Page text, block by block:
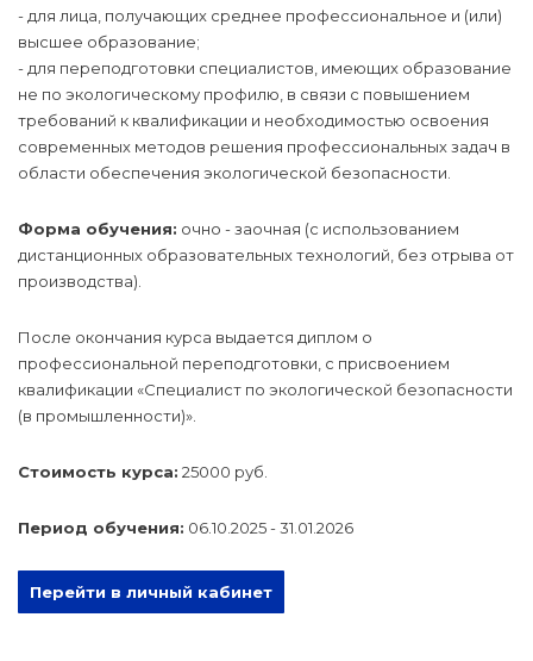
- для лица, получающих среднее профессиональное и (или)
высшее образование;
- для переподготовки специалистов, имеющих образование
не по экологическому профилю, в связи с повышением
требований к квалификации и необходимостью освоения
современных методов решения профессиональных задач в
области обеспечения экологической безопасности.
Форма обучения: очно - заочная (с использованием
дистанционных образовательных технологий, без отрыва от
производства).
После окончания курса выдается диплом о
профессиональной переподготовки, с присвоением
квалификации «Специалист по экологической безопасности
(в промышленности)».
Стоимость курса: 25000 руб.
Период обучения: 06.10.2025 - 31.01.2026
Перейти в личный кабинет